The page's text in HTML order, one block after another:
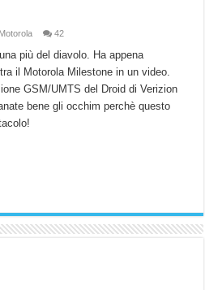
Motorola 42
più del diavolo. Ha appena
il Motorola Milestone in un video.
GSM/UMTS del Droid di Verizion
bene gli occhim perchè questo